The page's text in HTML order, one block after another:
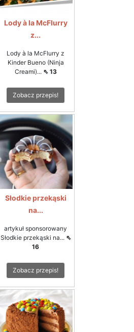
Lody à la McFlurry
z...
Lody à la McFlurry z
Kinder Bueno (Ninja
Creami)... ⇖ 13
Zobacz przepis!
Słodkie przekąski
na...
artykuł sponsorowany
Słodkie przekąski na... ⇖
16
Zobacz przepis!